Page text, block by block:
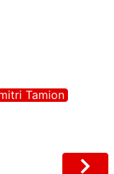
Tamion